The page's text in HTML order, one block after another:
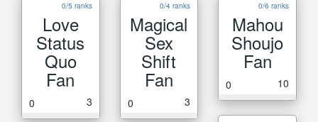
0/5 ranks
Love
Status
Quo
Fan
0 3
0/4 ranks
Magical
Sex
Shift
Fan
0 3
0/6 ranks
Mahou
Shoujo
Fan
0 10